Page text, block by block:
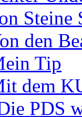
Steine
den
Tip
dem
PDS